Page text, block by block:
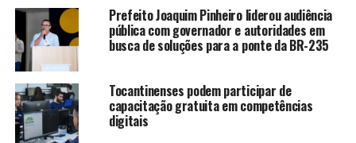
Prefeito Joaquim Pinheiro liderou audiência
pública com governador e autoridades em
busca de soluções para a ponte da BR-235
Tocantinenses podem participar de
capacitação gratuita em competências
digitais